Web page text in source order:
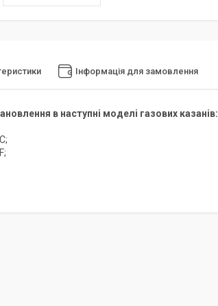
Інформація для замовлення
в наступні моделі газових казанів: